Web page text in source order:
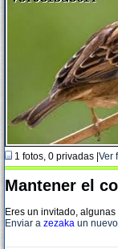
1 fotos, 0 privadas | Ver
Mantener el
Eres un invitado,
Enviar a zezaka un